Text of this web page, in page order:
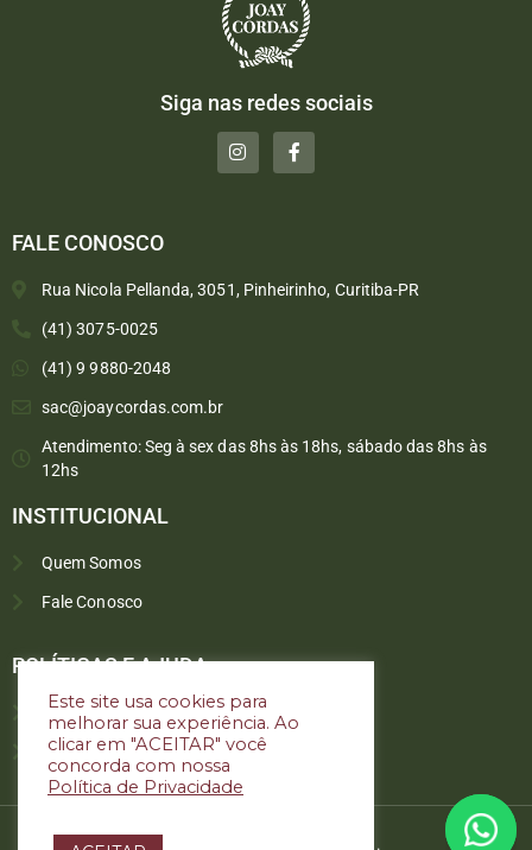
Siga nas redes sociais
FALE CONOSCO
Rua Nicola Pellanda, 3051, Pinheirinho, Curitiba-PR
(41) 3075-0025
(41) 9 9880-2048
sac@joaycordas.com.br
Atendimento: Seg à sex das 8hs às 18hs, sábado das 8hs às
12hs
INSTITUCIONAL
Quem Somos
Fale Conosco
POLÍTICAS E AJUDA
Política de troca e devoluções
Política de privacidade
Este site usa cookies para
melhorar sua experiência. Ao
clicar em "ACEITAR" você
concorda com nossa
Política de Privacidade
Atendimento